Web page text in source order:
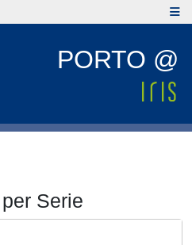
PORTO @
Serie